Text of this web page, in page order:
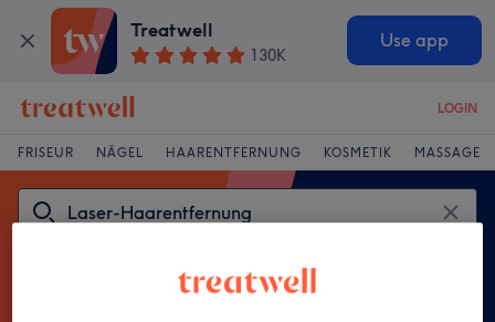
Treatwell
130K
Use app
LOGIN
FRISEUR NÄGEL HAARENTFERNUNG KOSMETIK MASSAGE